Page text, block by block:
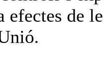
efectes de